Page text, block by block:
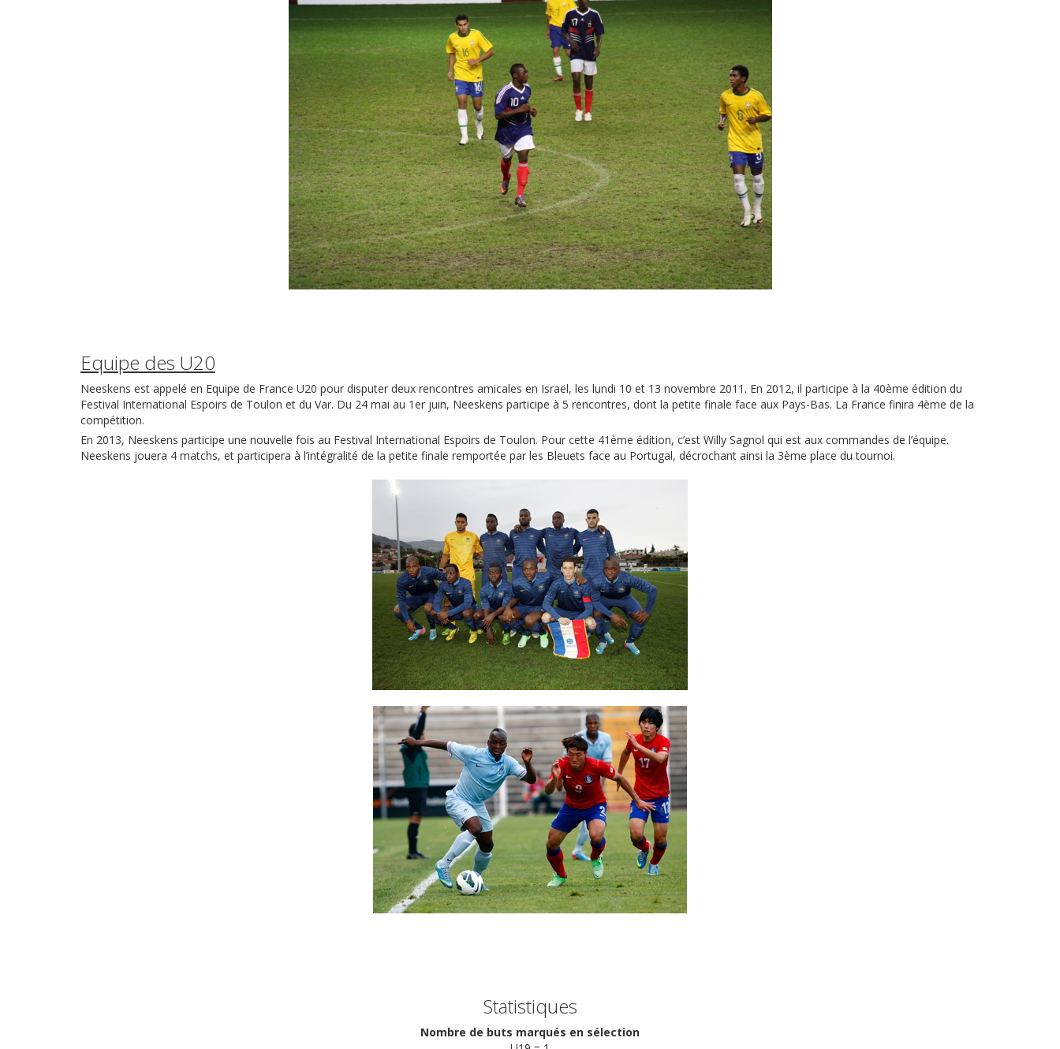
Equipe des U20
Neeskens est appelé en Equipe de France U20 pour disputer deux rencontres amicales en Israël, les lundi 10 et 13 novembre 2011. En 2012, il participe à la 40ème édition du
Festival International Espoirs de Toulon et du Var. Du 24 mai au 1er juin, Neeskens participe à 5 rencontres, dont la petite finale face aux Pays-Bas. La France finira 4ème de la
compétition.
En 2013, Neeskens participe une nouvelle fois au Festival International Espoirs de Toulon. Pour cette 41ème édition, c’est Willy Sagnol qui est aux commandes de l’équipe.
Neeskens jouera 4 matchs, et participera à l’intégralité de la petite finale remportée par les Bleuets face au Portugal, décrochant ainsi la 3ème place du tournoi.
Statistiques
Nombre de buts marqués en sélection